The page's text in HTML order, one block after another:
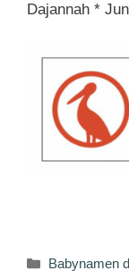
Dajannah *
Kategorien
Babynamen